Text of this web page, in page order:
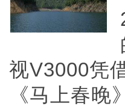
视V3000凭
《马上春